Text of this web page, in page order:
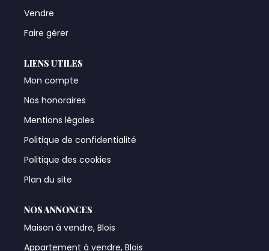
Vendre
Faire gérer
LIENS UTILES
Mon compte
Nos honoraires
Mentions légales
Politique de confidentialité
Politique des cookies
Plan du site
NOS ANNONCES
Maison à vendre, Blois
Appartement à vendre, Blois